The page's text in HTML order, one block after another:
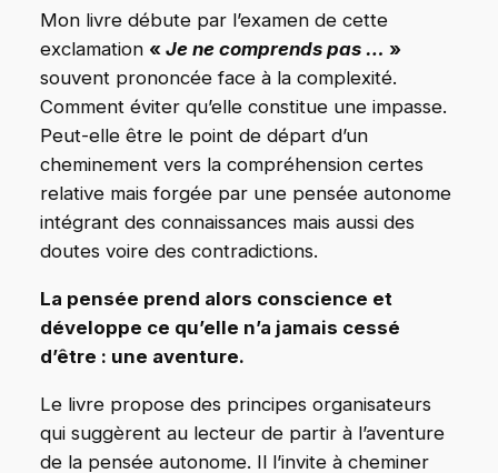
Mon livre débute par l’examen de cette
exclamation « Je ne comprends pas … »
souvent prononcée face à la complexité.
Comment éviter qu’elle constitue une impasse.
Peut-elle être le point de départ d’un
cheminement vers la compréhension certes
relative mais forgée par une pensée autonome
intégrant des connaissances mais aussi des
doutes voire des contradictions.
La pensée prend alors conscience et
développe ce qu’elle n’a jamais cessé
d’être : une aventure.
Le livre propose des principes organisateurs
qui suggèrent au lecteur de partir à l’aventure
de la pensée autonome. Il l’invite à cheminer